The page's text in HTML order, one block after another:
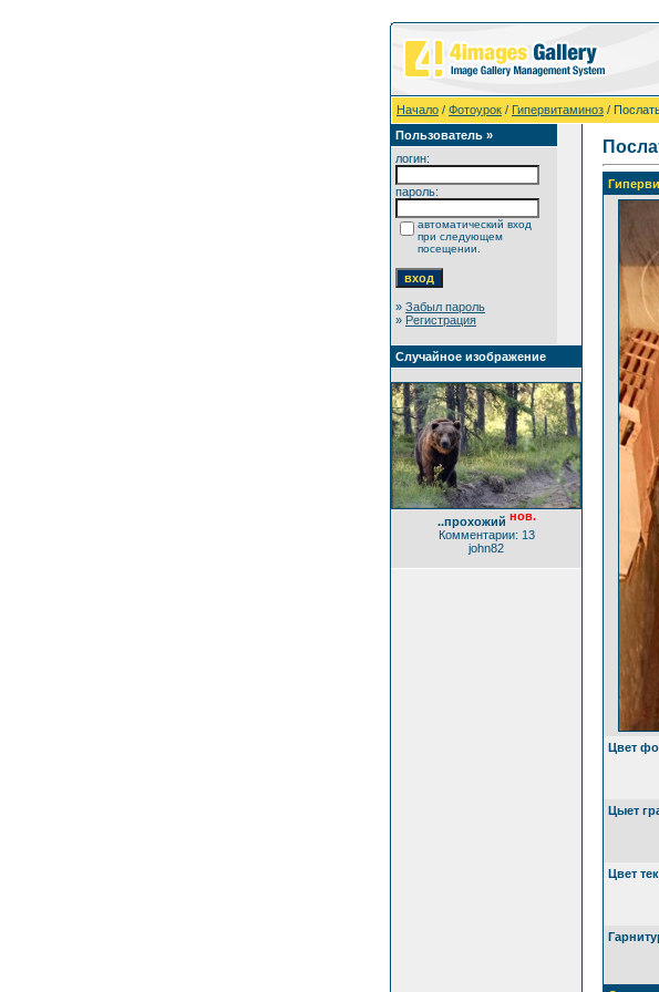
Начало / Фотоурок / Гипервитаминоз /
Пользователь »
логин:
пароль:
автоматический вход
при следующем
посещении.
» Забыл пароль
» Регистрация
Случайное изображение
..прохожий нов.
Комментарии: 13
john82
Цвет
Цыет
Цвет